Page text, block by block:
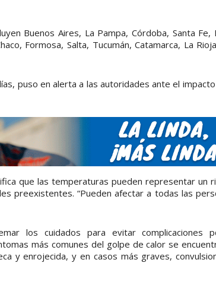
Buenos Aires, La Pampa, Córdoba, Santa Fe,
Formosa, Salta, Tucumán, Catamarca, La
puso en alerta a las autoridades ante el impacto
que las temperaturas pueden representar un
preexistentes. “Pueden afectar a todas las
los cuidados para evitar complicaciones
más comunes del golpe de calor se
y enrojecida, y en casos más graves,